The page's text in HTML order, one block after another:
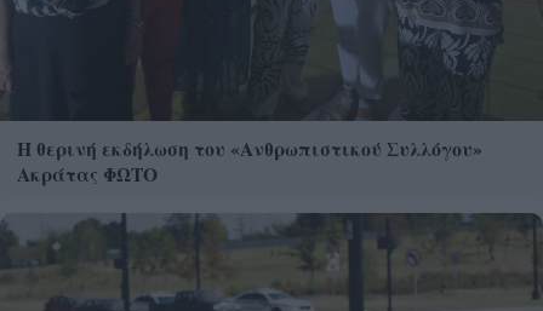
Η θερινή εκδήλωση του «Ανθρωπιστικού Συλλόγου»
Ακράτας ΦΩΤΟ